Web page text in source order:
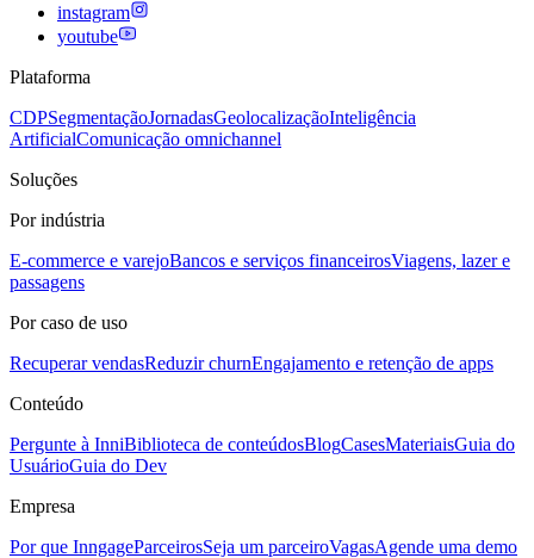
instagram
youtube
Plataforma
CDPSegmentaçãoJornadasGeolocalizaçãoInteligência
ArtificialComunicação omnichannel
Soluções
Por indústria
E-commerce e varejoBancos e serviços financeirosViagens, lazer e
passagens
Por caso de uso
Recuperar vendasReduzir churnEngajamento e retenção de apps
Conteúdo
Pergunte à InniBiblioteca de conteúdosBlogCasesMateriaisGuia do
UsuárioGuia do Dev
Empresa
Por que InngageParceirosSeja um parceiroVagasAgende uma demo